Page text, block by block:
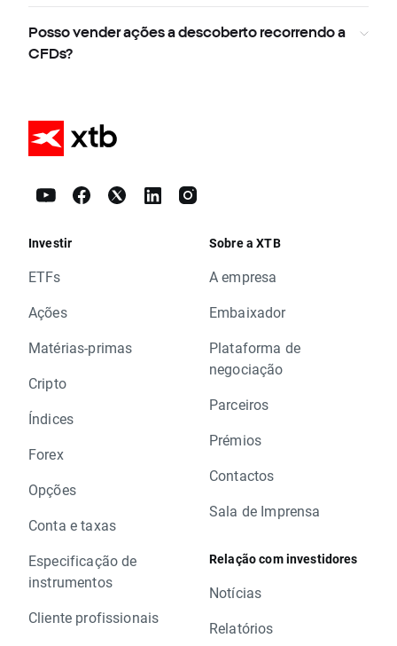
Posso vender ações a descoberto recorrendo a
CFDs?
Investir
ETFs
Ações
Matérias-primas
Cripto
Índices
Forex
Opções
Conta e taxas
Especificação de
instrumentos
Cliente profissionais
Sobre a XTB
A empresa
Embaixador
Plataforma de
negociação
Parceiros
Prémios
Contactos
Sala de Imprensa
Relação com investidores
Notícias
Relatórios